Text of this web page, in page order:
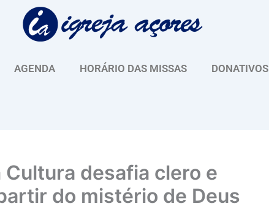
AGENDA HORÁRIO DAS MISSAS DONATIVOS
desafia clero e
do mistério de Deus